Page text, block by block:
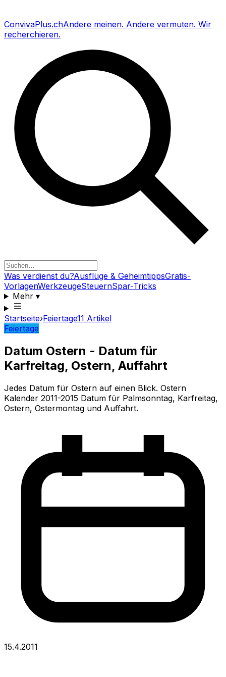
ConvivaPlus.chAndere meinen. Andere vermuten. Wir
recherchieren.
Was verdienst du?Ausflüge & GeheimtippsGratis-
VorlagenWerkzeugeSteuernSpar-Tricks
Mehr▾
Startseite›Feiertage11 Artikel
Feiertage
Datum Ostern - Datum für
Karfreitag, Ostern, Auffahrt
Jedes Datum für Ostern auf einen Blick. Ostern
Kalender 2011-2015 Datum für Palmsonntag, Karfreitag,
Ostern, Ostermontag und Auffahrt.
15.4.2011